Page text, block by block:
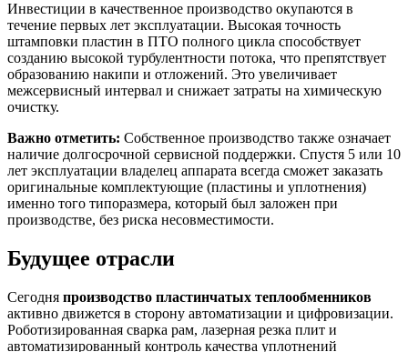
Инвестиции в качественное производство окупаются в
течение первых лет эксплуатации. Высокая точность
штамповки пластин в ПТО полного цикла способствует
созданию высокой турбулентности потока, что препятствует
образованию накипи и отложений. Это увеличивает
межсервисный интервал и снижает затраты на химическую
очистку.
Важно отметить: Собственное производство также означает
наличие долгосрочной сервисной поддержки. Спустя 5 или 10
лет эксплуатации владелец аппарата всегда сможет заказать
оригинальные комплектующие (пластины и уплотнения)
именно того типоразмера, который был заложен при
производстве, без риска несовместимости.
Будущее отрасли
Сегодня производство пластинчатых теплообменников
активно движется в сторону автоматизации и цифровизации.
Роботизированная сварка рам, лазерная резка плит и
автоматизированный контроль качества уплотнений